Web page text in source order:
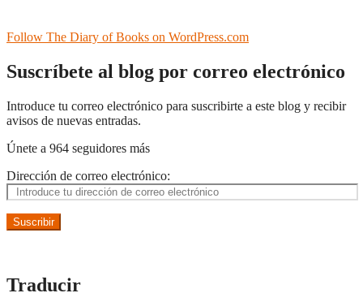
Follow The Diary of Books on WordPress.com
Suscríbete al blog por correo electrónico
Introduce tu correo electrónico para suscribirte a este blog y recibir
avisos de nuevas entradas.
Únete a 964 seguidores más
Dirección de correo electrónico:
Suscribir
Traducir